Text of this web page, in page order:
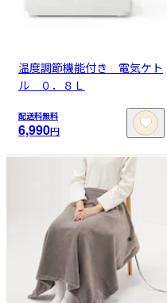
温度調節機能付き 電気ケト
ル ０．８Ｌ
配送料無料
6,990円